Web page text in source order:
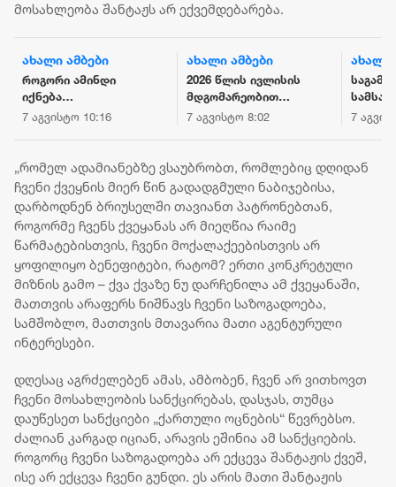
მოსახლეობა შანტაჟს არ ექვემდებარება.
ახალი ამბები
როგორი ამინდი
იქნება
საქართველოს
7 აგვისტო 10:16
ახალი ამბები
2026 წლის ივლისის
მდგომარეობით
საქართველოს
რეზერვები 7.5
მილიარდ აშშ
დოლარს აჭარბებს
7 აგვისტო 8:02
ახალი
ყალბი
7
„რომელ ადამიანებზე ვსაუბრობთ, რომლებიც დღიდან
ჩვენი ქვეყნის მიერ წინ გადადგმული ნაბიჯებისა,
დარბოდნენ ბრიუსელში თავიანთ პატრონებთან,
როგორმე ჩვენს ქვეყანას არ მიეღწია რაიმე
წარმატებისთვის, ჩვენი მოქალაქეებისთვის არ
ყოფილიყო ბენეფიტები, რატომ? ერთი კონკრეტული
მიზნის გამო – ქვა ქვაზე ნუ დარჩენილა ამ ქვეყანაში,
მათთვის არაფერს ნიშნავს ჩვენი საზოგადოება,
სამშობლო, მათთვის მთავარია მათი აგენტურული
ინტერესები.
დღესაც აგრძელებენ ამას, ამბობენ, ჩვენ არ ვითხოვთ
ჩვენი მოსახლეობის სანქცირებას, დასჯას, თუმცა
დაუწესეთ სანქციები „ქართული ოცნების“ წევრებსო.
ძალიან კარგად იციან, არავის ეშინია ამ სანქციების.
როგორც ჩვენი საზოგადოება არ ექცევა შანტაჟის ქვეშ,
ისე არ ექცევა ჩვენი გუნდი. ეს არის მათი შანტაჟის